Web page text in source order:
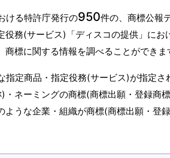
ける特許庁発行の950件の、商標公報
務(サービス)「ディスコの提供」にお
標に関する情報を調べることができま
定商品・指定役務(サービス)が指定さ
ネーミングの商標(商標出願・登録商
うな企業・組織が商標(商標出願・登